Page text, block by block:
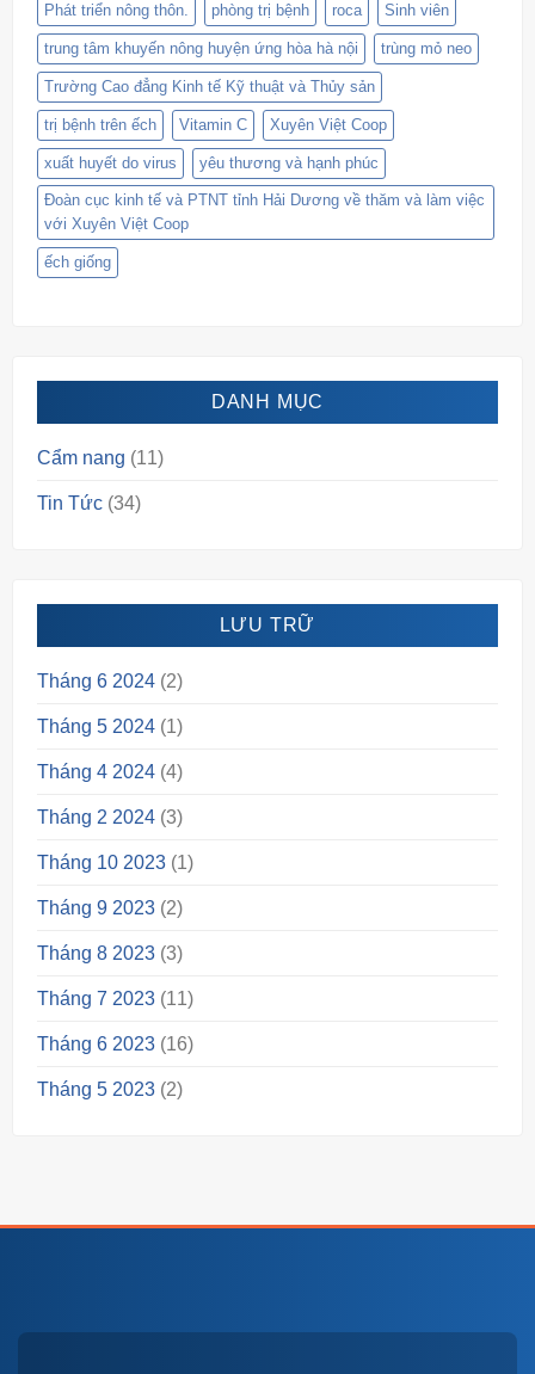
Phát triển nông thôn. phòng trị bệnh roca Sinh viên
trung tâm khuyến nông huyện ứng hòa hà nội trùng mỏ neo
Trường Cao đẳng Kinh tế Kỹ thuật và Thủy sản
trị bệnh trên ếch Vitamin C Xuyên Việt Coop
xuất huyết do virus yêu thương và hạnh phúc
Đoàn cục kinh tế và PTNT tỉnh Hải Dương về thăm và làm việc
với Xuyên Việt Coop
ếch giống
DANH MỤC
Cẩm nang (11)
Tin Tức(34)
LƯU TRỮ
Tháng 6 2024(2)
Tháng 5 2024(1)
Tháng 4 2024(4)
Tháng 2 2024(3)
Tháng 10 2023(1)
Tháng 9 2023(2)
Tháng 8 2023(3)
Tháng 7 2023(11)
Tháng 6 2023(16)
Tháng 5 2023(2)